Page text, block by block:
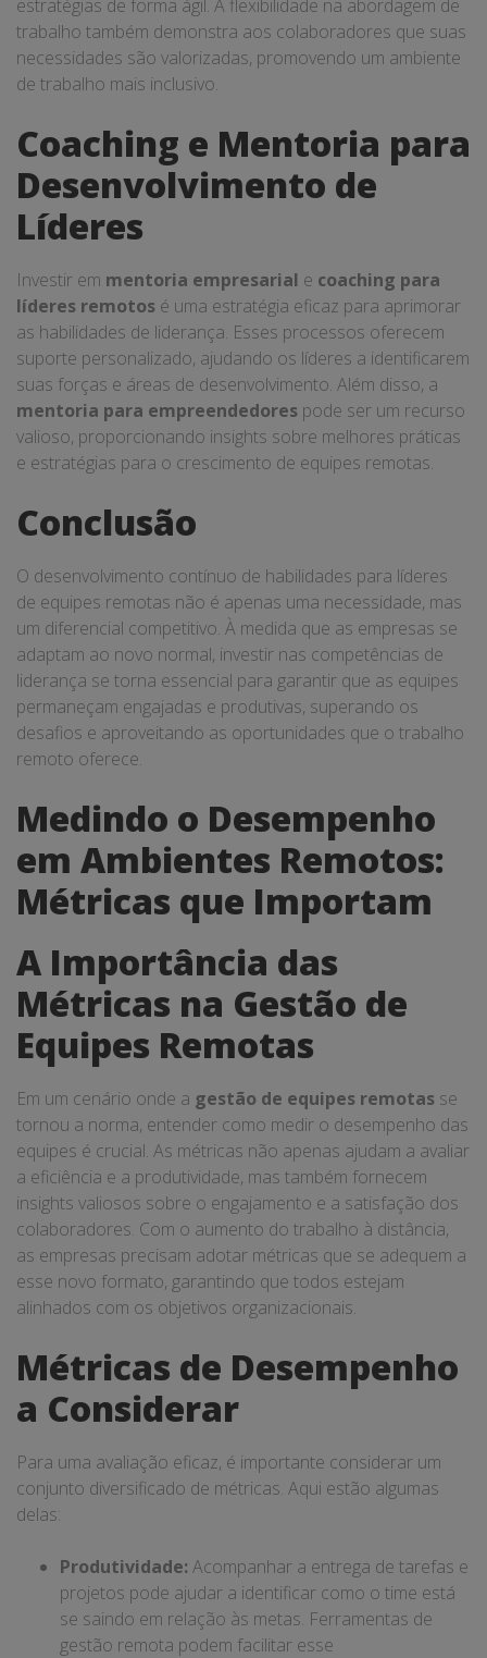
estratégias de forma ágil. A flexibilidade na abordagem de
trabalho também demonstra aos colaboradores que suas
necessidades são valorizadas, promovendo um ambiente
de trabalho mais inclusivo.
Coaching e Mentoria para
Desenvolvimento de
Líderes
Investir em mentoria empresarial e coaching para
líderes remotos é uma estratégia eficaz para aprimorar
as habilidades de liderança. Esses processos oferecem
suporte personalizado, ajudando os líderes a identificarem
suas forças e áreas de desenvolvimento. Além disso, a
mentoria para empreendedores pode ser um recurso
valioso, proporcionando insights sobre melhores práticas
e estratégias para o crescimento de equipes remotas.
Conclusão
O desenvolvimento contínuo de habilidades para líderes
de equipes remotas não é apenas uma necessidade, mas
um diferencial competitivo. À medida que as empresas se
adaptam ao novo normal, investir nas competências de
liderança se torna essencial para garantir que as equipes
permaneçam engajadas e produtivas, superando os
desafios e aproveitando as oportunidades que o trabalho
remoto oferece.
Medindo o Desempenho
em Ambientes Remotos:
Métricas que Importam
A Importância das
Métricas na Gestão de
Equipes Remotas
Em um cenário onde a gestão de equipes remotas se
tornou a norma, entender como medir o desempenho das
equipes é crucial. As métricas não apenas ajudam a avaliar
a eficiência e a produtividade, mas também fornecem
insights valiosos sobre o engajamento e a satisfação dos
colaboradores. Com o aumento do trabalho à distância,
as empresas precisam adotar métricas que se adequem a
esse novo formato, garantindo que todos estejam
alinhados com os objetivos organizacionais.
Métricas de Desempenho
a Considerar
Para uma avaliação eficaz, é importante considerar um
conjunto diversificado de métricas. Aqui estão algumas
delas:
Produtividade: Acompanhar a entrega de tarefas e
projetos pode ajudar a identificar como o time está
se saindo em relação às metas. Ferramentas de
gestão remota podem facilitar esse